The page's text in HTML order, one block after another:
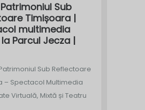
Sub
Timișoara |
multimedia
la Parcul Jecza |
Sub Reflectoare
– Spectacol Multimedia
Virtuală, Mixtă și Teatru